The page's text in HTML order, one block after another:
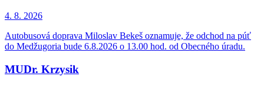
4. 8. 2026
Autobusová doprava Miloslav Bekeš oznamuje, že odchod na púť
do Medžugoria bude 6.8.2026 o 13.00 hod. od Obecného úradu.
MUDr. Krzysik